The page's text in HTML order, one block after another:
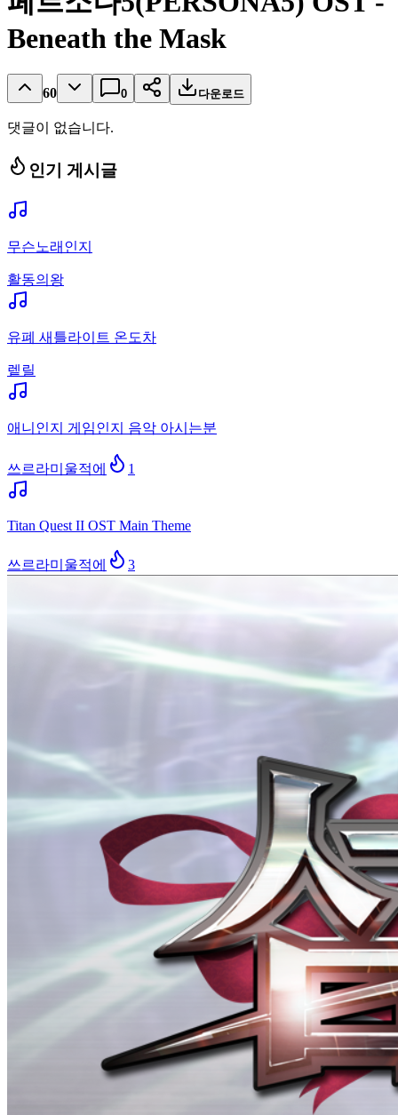
Beneath the Mask
60 0 다운로드
댓글이 없습니다.
인기 게시글
무슨노래인지
활동의왕
유폐 새틀라이트 온도차
렡릴
애니인지 게임인지 음악 아시는분
쓰르라미울적에 1
Titan Quest II OST Main Theme
쓰르라미울적에 3